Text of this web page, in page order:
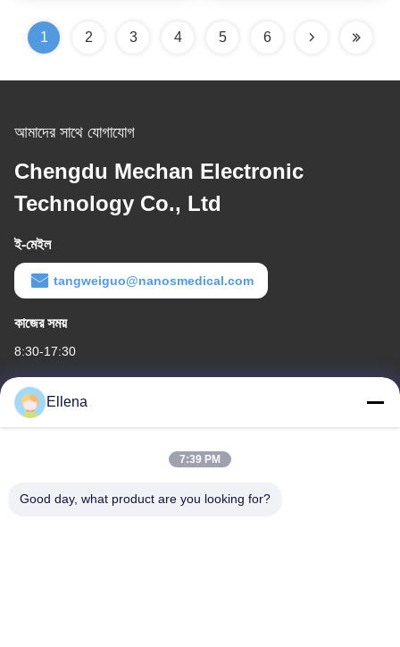
1 2 3 4 5 6
আমাদের সাথে যোগাযোগ
Chengdu Mechan Electronic
Technology Co., Ltd
ই-মেইল
tangweiguo@nanosmedical.com
কাজের সময়
8:30-17:30
আমাদের ঠিকানা
কোম্পানির ঠিকানা
১১ নং জেলা, হুয়াইন ইন্ডাস্ট্রিয়াল হারবার, নং 18১৮, ওয়েস্ট কেলিন রোড, চেংডু স্ট্রেইটস
সায়েন্স অ্যান্ড টেক ইন্ডাস্ট্রিয়াল ডেভেলপমেন্ট পার্ক, ওয়েঞ্জিয়াং জেলা, চেংদু শহর, সিচুয়ান
Ellena
7:39 PM
Good day, what product are you looking for?